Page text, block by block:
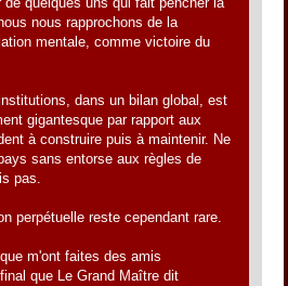
nous rapprochons de la
mentale, comme victoire du
dans un bilan global, est
gigantesque par rapport aux
à construire puis à maintenir. Ne
sans entorse aux règles de
pas.
perpétuelle reste cependant rare.
m'ont faites des amis
que Le Grand Maître dit